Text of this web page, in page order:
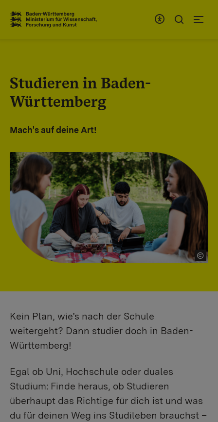
Studieren in Baden-
Württemberg
Mach's auf deine Art!
Kein Plan, wie’s nach der Schule
weitergeht? Dann studier doch in Baden-
Württemberg!
Egal ob Uni, Hochschule oder duales
Studium: Finde heraus, ob Studieren
überhaupt das Richtige für dich ist und was
du für deinen Weg ins Studileben brauchst –